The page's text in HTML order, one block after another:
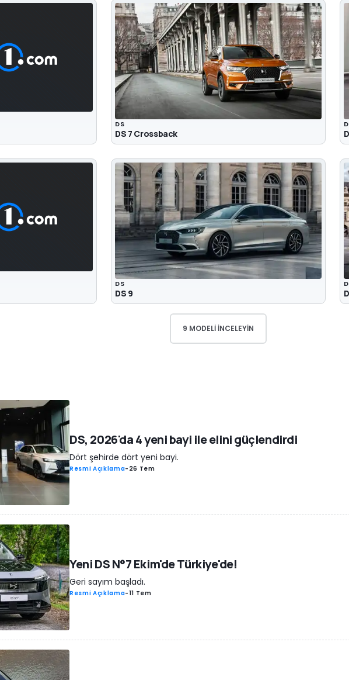
DS
DS 7 Crossback
DS
DS 9
9 MODELI İNCELEYIN
DS, 2026'da 4 yeni bayi ile elini güçlendirdi
Dört şehirde dört yeni bayi.
Resmi Açıklama- 26 Tem
Yeni DS N°7 Ekim'de Türkiye'de!
Geri sayım başladı.
Resmi Açıklama-11 Tem